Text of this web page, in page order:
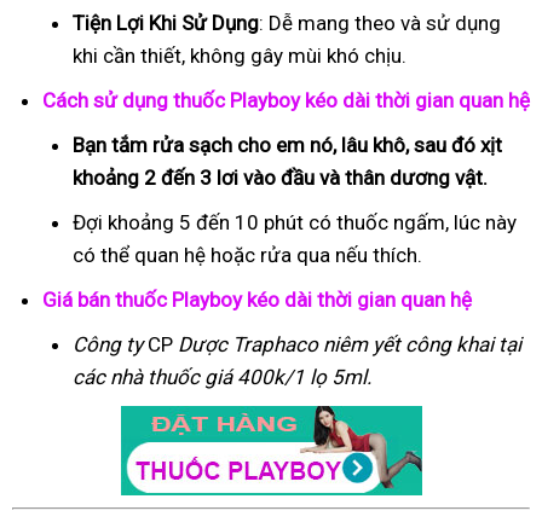
Tiện Lợi Khi Sử Dụng: Dễ mang theo và sử dụng
khi cần thiết, không gây mùi khó chịu.
Cách sử dụng thuốc Playboy kéo dài thời gian quan hệ
Bạn tắm rửa sạch cho em nó, lâu khô, sau đó xịt
khoảng 2 đến 3 lơi vào đầu và thân dương vật.
Đợi khoảng 5 đến 10 phút có thuốc ngấm, lúc này
có thể quan hệ hoặc rửa qua nếu thích.
Giá bán thuốc Playboy kéo dài thời gian quan hệ
Công tyCP Dược Traphaconiêm yết công khai tại
các nhà thuốc giá 400k/1 lọ 5ml.